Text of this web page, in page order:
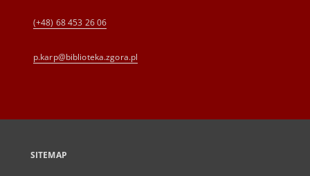
(+48) 68 453 26 06
p.karp@biblioteka.zgora.pl
SITEMAP